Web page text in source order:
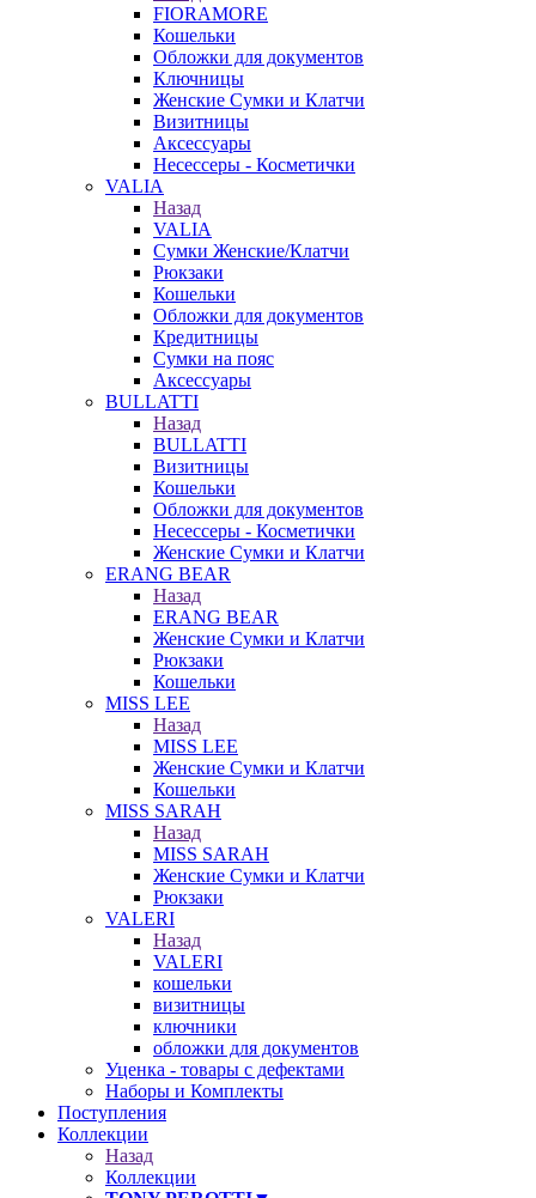
FIORAMORE
Кошельки
Обложки для документов
Ключницы
Женские Сумки и Клатчи
Визитницы
Аксессуары
Несессеры - Косметички
VALIA
Назад
VALIA
Сумки Женские/Клатчи
Рюкзаки
Кошельки
Обложки для документов
Кредитницы
Сумки на пояс
Аксессуары
BULLATTI
Назад
BULLATTI
Визитницы
Кошельки
Обложки для документов
Несессеры - Косметички
Женские Сумки и Клатчи
ERANG BEAR
Назад
ERANG BEAR
Женские Сумки и Клатчи
Рюкзаки
Кошельки
MISS LEE
Назад
MISS LEE
Женские Сумки и Клатчи
Кошельки
MISS SARAH
Назад
MISS SARAH
Женские Сумки и Клатчи
Рюкзаки
VALERI
Назад
VALERI
кошельки
визитницы
ключники
обложки для документов
Уценка - товары с дефектами
Наборы и Комплекты
Поступления
Коллекции
Назад
Коллекции